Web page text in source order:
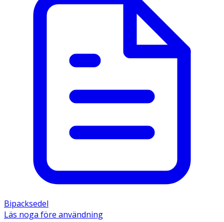
Bipacksedel
Läs noga före användning